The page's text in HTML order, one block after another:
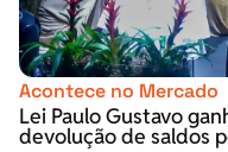
Acontece no Mercado
Lei Paulo Gustavo
devolução de saldos